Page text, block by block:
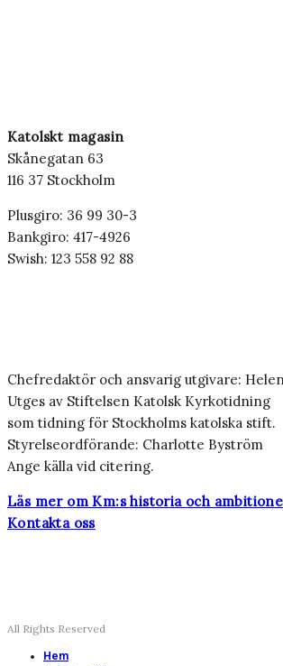
Katolskt magasin
Skånegatan 63
116 37 Stockholm
Plusgiro: 36 99 30-3
Bankgiro: 417-4926
Swish: 123 558 92 88
Chefredaktör och ansvarig utgivare:
Utges av Stiftelsen Katolsk Kyrkotidning
som tidning för Stockholms katolska stift.
Styrelseordförande: Charlotte Byström
Ange källa vid citering.
Läs mer om Km:s historia och
Kontakta oss
All Rights Reserved
Hem